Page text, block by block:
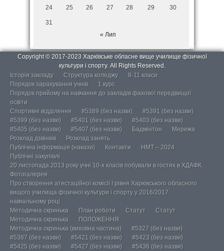
24 25 26 27 28 29 30
31
« Лип
Copyright © 2017-2023 Харківське обласне вище училище фізичної
культури і спорту. All Rights Reserved.
Історія закладу
Структура коледжу
8-11 класи
Порядок зарахування учнів
1 курс
Порядок прийому на навчання до закладів фахової передвищої
освіти
Спортивні відділення
#5389 (без назви)
#5391 (без назви)
#5399 (без назви)
#5401 (без назви)
#5403 (без назви)
#5405 (без назви)
#5407 (без назви) Бадмінтон
Мережа
Розклад дзвінків
Розклад занять
Публічна інформація (накази)
Контакти
НМТ – 2024
Публічні закупівлі
20 листопада 2013 року учні 10-х класів побували в гостях в ХДАФК.
Фотогалерея
Про створення атестаційної комісії І рівня Харківського обласного
вищого училища фізичної культури і спорту у 2016/2017
навчальному році
Методична скринька
План роботи Статут
Статут
Методична скринька
ПОЛОЖЕННЯ
Методична скринька (виховна частина)
#5327 (без назви)
#5387 (без назви)
#5421 (без назви)
#5423 (без назви)
#5425 (без назви)
#5427 (без назви)
#5436 (без назви)